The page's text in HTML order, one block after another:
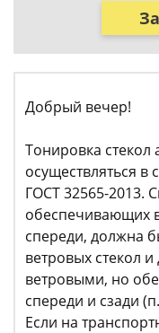
Добрый вечер!
Тонировка
осуществляться в
ГОСТ 32565-2013.
обеспечивающих
спереди, должна
ветровых стекол
ветровыми, но
спереди и сзади
Если на